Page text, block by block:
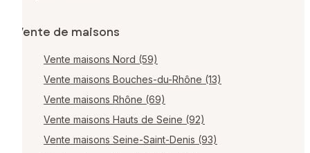
Vente de maisons
Vente maisons Nord (59)
Vente maisons Bouches-du-Rhône (13)
Vente maisons Rhône (69)
Vente maisons Hauts de Seine (92)
Vente maisons Seine-Saint-Denis (93)